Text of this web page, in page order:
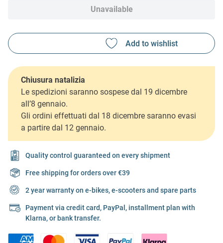
Unavailable
Chiusura natalizia
Le spedizioni saranno sospese dal 19 dicembre
all’8 gennaio.
Gli ordini effettuati dal 18 dicembre saranno evasi
a partire dal 12 gennaio.
Quality control guaranteed on every shipment
Free shipping for orders over €39
2 year warranty on e-bikes, e-scooters and spare parts
Payment via credit card, PayPal, installment plan with
Klarna, or bank transfer.